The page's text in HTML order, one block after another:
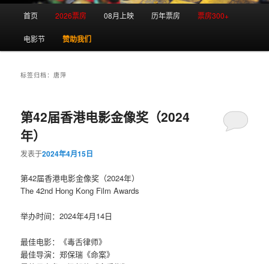
首页 2026票房 08月上映 历年票房 票房300+
电影节 赞助我们
标签归档：唐萍
第42届香港电影金像奖（2024
年）
发表于2024年4月15日
第42届香港电影金像奖（2024年）
The 42nd Hong Kong Film Awards
举办时间：2024年4月14日
最佳电影：《毒舌律师》
最佳导演：郑保瑞《命案》